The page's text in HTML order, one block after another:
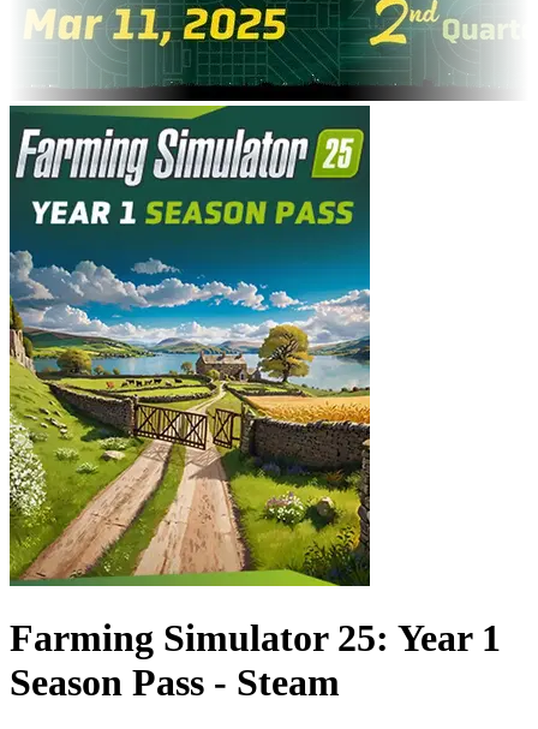
Farming Simulator 25: Year 1
Season Pass - Steam